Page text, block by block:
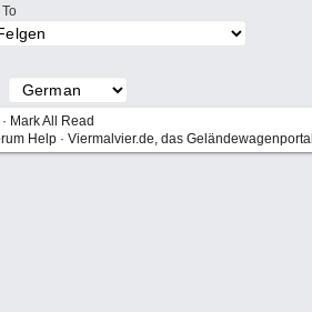
· Mark All Read
Help · Viermalvier.de, das